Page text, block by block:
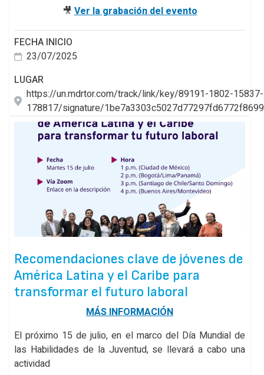
🎥 Ver la grabación del evento
FECHA INICIO
23/07/2025
LUGAR
https://un.mdrtor.com/track/link/key/89191-1802-
178817/signature/
Recomendaciones clave de jóvenes de
América Latina y el Caribe para
transformar el futuro laboral
MÁS INFORMACIÓN
El próximo 15 de julio, en el marco del Día Mundial de
las Habilidades de la Juventud, se llevará a cabo una
actividad